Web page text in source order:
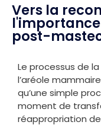
Vers la
post-
Le processus de
l’aréole
qu’une simple
moment de
réappropriation